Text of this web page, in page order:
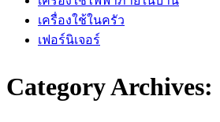
เครื่องใช้ในครัว
เฟอร์นิเจอร์
Category Archives: